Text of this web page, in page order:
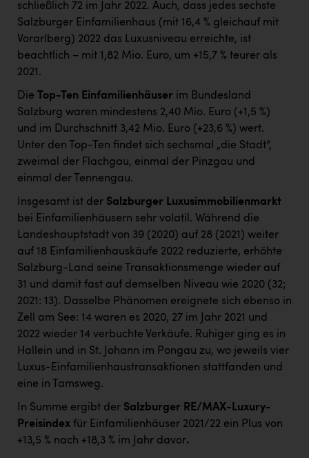
schließlich 72 im Jahr 2022. Auch, dass jedes sechste
Salzburger Einfamilienhaus (mit 16,4 % gleichauf mit
Vorarlberg) 2022 das Luxusniveau erreichte, ist
beachtlich – mit 1,82 Mio. Euro, um +15,7 % teurer als
2021.
Die Top-Ten Einfamilienhäuser im Bundesland
Salzburg waren mindestens 2,40 Mio. Euro (+1,5 %)
und im Durchschnitt 3,42 Mio. Euro (+23,6 %) wert.
Unter den Top-Ten findet sich sechsmal „die Stadt“,
zweimal der Flachgau, einmal der Pinzgau und
einmal der Tennengau.
Insgesamt ist der Salzburger Luxusimmobilienmarkt
bei Einfamilienhäusern sehr volatil. Während die
Landeshauptstadt von 39 (2020) auf 28 (2021) weiter
auf 18 Einfamilienhauskäufe 2022 reduzierte, erhöhte
Salzburg-Land seine Transaktionsmenge wieder auf
31 und damit fast auf demselben Niveau wie 2020 (32;
2021: 13). Dasselbe Phänomen ereignete sich ebenso in
Zell am See: 14 waren es 2020, 27 im Jahr 2021 und
2022 wieder 14 verbuchte Verkäufe. Ruhiger ging es in
Hallein und in St. Johann im Pongau zu, wo jeweils vier
Luxus-Einfamilienhaustransaktionen stattfanden und
eine in Tamsweg.
In Summe ergibt der Salzburger RE/MAX-Luxury-
Preisindex für Einfamilienhäuser 2021/22 ein Plus von
+13,5 % nach +18,3 % im Jahr davor.